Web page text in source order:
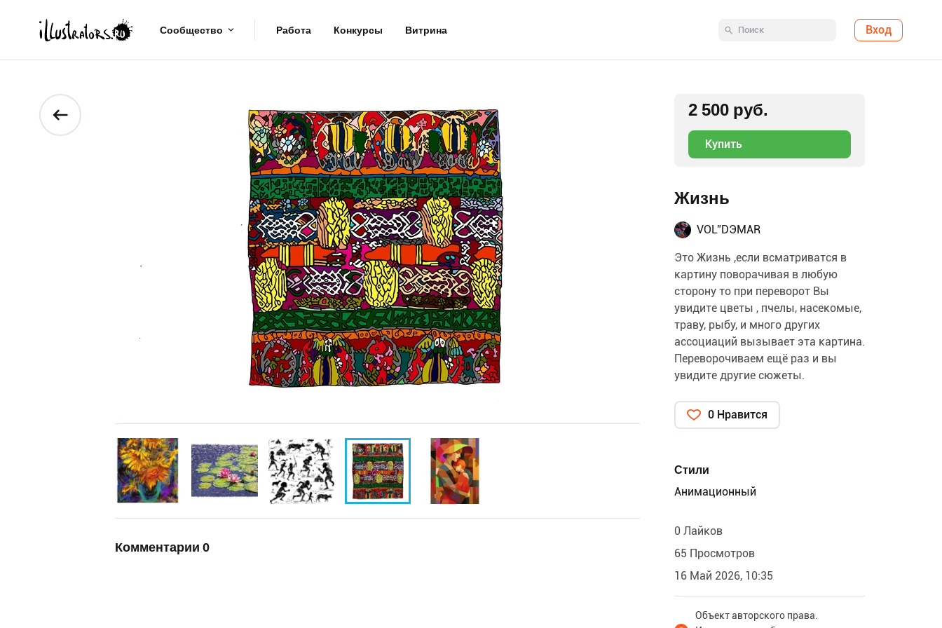
Сообщество Работа Конкурсы Витрина Вход
Комментарии 0
2 500 руб.
Купить
Жизнь
VOL”DЭMAR
Это Жизнь ,если всматриватся в
картину поворачивая в любую
сторону то при переворот Вы
увидите цветы , пчелы, насекомые,
траву, рыбу, и много других
ассоциаций вызывает эта картина.
Переворочиваем ещё раз и вы
увидите другие сюжеты.
0 Нравится
Стили
Анимационный
0 Лайков
65 Просмотров
16 Май 2026, 10:35
Объект авторского права.